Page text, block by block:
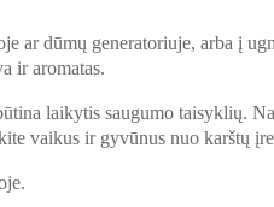
ar dūmų generatoriuje, arba į
ir aromatas.
laikytis saugumo taisyklių.
vaikus ir gyvūnus nuo karštų